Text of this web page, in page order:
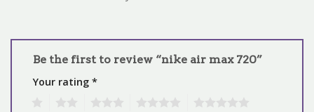
Be the first to review “nike air max 720”
Your rating *